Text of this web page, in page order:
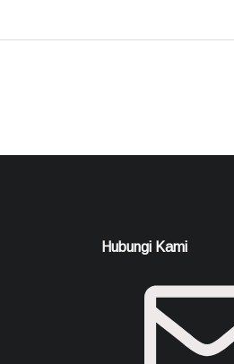
Hubungi Kami